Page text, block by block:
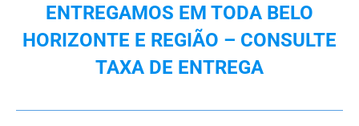
ENTREGAMOS EM TODA BELO
HORIZONTE E REGIÃO – CONSULTE
TAXA DE ENTREGA